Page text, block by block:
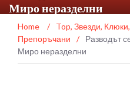
Миро неразделни
Home / Top, Звезди, Клюки,
Препоръчани
/
Разводът
Миро неразделни